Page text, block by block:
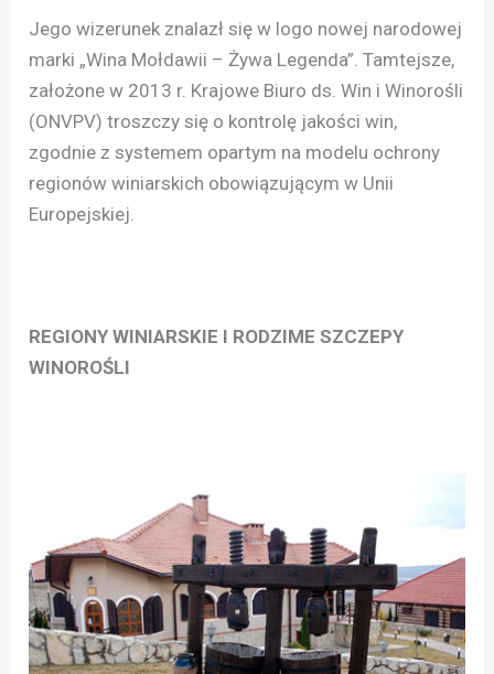
Jego wizerunek znalazł się w logo nowej narodowej
marki „Wina Mołdawii – Żywa Legenda”. Tamtejsze,
założone w 2013 r. Krajowe Biuro ds. Win i Winorośli
(ONVPV) troszczy się o kontrolę jakości win,
zgodnie z systemem opartym na modelu ochrony
regionów winiarskich obowiązującym w Unii
Europejskiej.
REGIONY WINIARSKIE I RODZIME SZCZEPY
WINOROŚLI